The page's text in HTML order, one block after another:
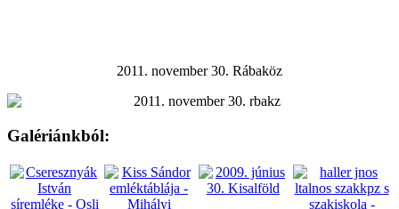
2011. november 30. Rábaköz
Galériánkból: